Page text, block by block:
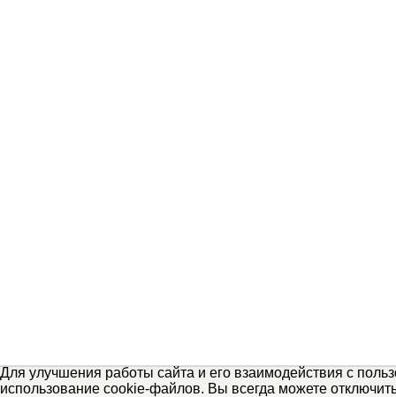
Для улучшения работы сайта и его взаимодействия с
использование cookie-файлов. Вы всегда можете